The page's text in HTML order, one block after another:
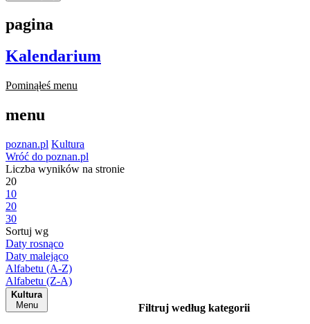
pagina
Kalendarium
Pominąłeś menu
menu
poznan.pl Kultura
Wróć do poznan.pl
Liczba wyników na stronie
20
10
20
30
Sortuj wg
Daty rosnąco
Daty malejąco
Alfabetu (A-Z)
Alfabetu (Z-A)
Kultura
Menu
Filtruj według kategorii